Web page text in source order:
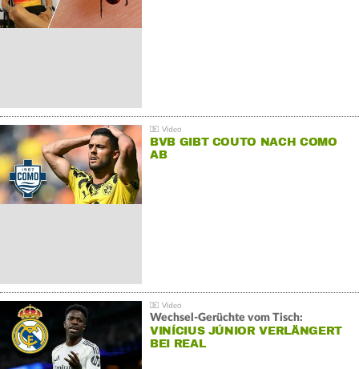
BVB GIBT COUTO NACH COMO
AB
Wechsel-Gerüchte vom Tisch:
VINÍCIUS JÚNIOR VERLÄNGERT
BEI REAL